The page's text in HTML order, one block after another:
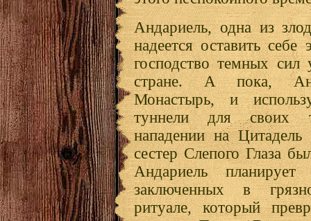
Андариель, одна из
надеется оставить себе
господство темных сил
стране. А пока,
Монастырь, и
туннели для своих
нападении на
сестер Слепого Глаза
Андариель
заключенных в
ритуале, который